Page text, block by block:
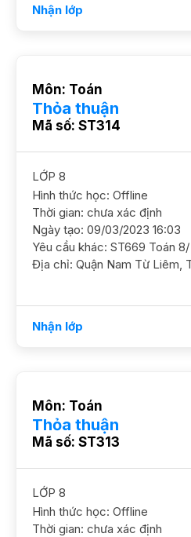
Nhận lớp
Môn: Toán
Thỏa thuận
Mã số: ST314
LỚP 8
Hình thức học: Offline
Thời gian: chưa xác định
Ngày tạo: 09/03/2023 16:03
Địa chỉ: Quận Nam Từ
Nhận lớp
Môn: Toán
Thỏa thuận
Mã số: ST313
LỚP 8
Hình thức học: Offline
Thời gian: chưa xác định